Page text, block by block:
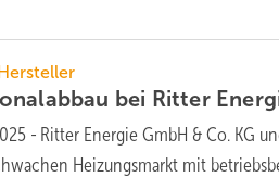
bei Ritter
- Ritter Energie GmbH & Co. KG
Heizungs­markt mit